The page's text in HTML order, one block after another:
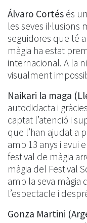
Álvaro Cortés és
les seves il·lusions
seguidores que té
màgia ha estat
internacional. A la
visualment
Naikari la maga
autodidacta i
captat l’atenció i
que l’han ajudat a
amb 13 anys i avui
festival de màgia
màgia del Festival
amb la seva màgia
l’espectacle i
Gonza Martini